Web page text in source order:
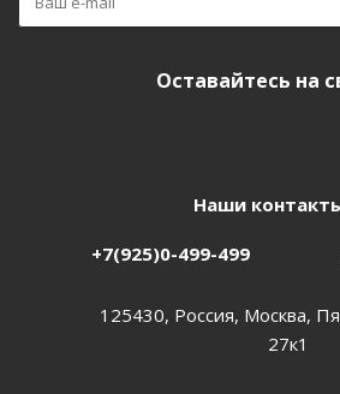
Оставайтесь на
Наши
+7(925)0-499-499
125430, Россия, Москва,
27к1